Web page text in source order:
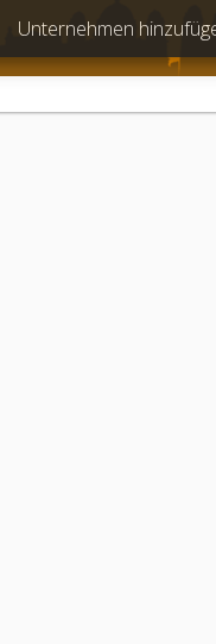
Unternehmen